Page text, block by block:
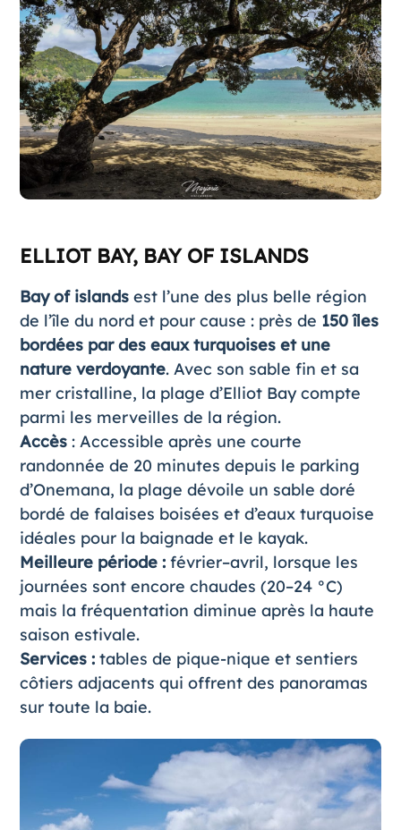
ELLIOT BAY, BAY OF ISLANDS
Bay of islandsest l’une des plus belle région
de l’île du nord et pour cause : près de 150 îles
bordées par des eaux turquoises et une
nature verdoyante. Avec son sable fin et sa
mer cristalline, la plage d’Elliot Bay compte
parmi les merveilles de la région.
Accès: Accessible après une courte
randonnée de 20 minutes depuis le parking
d’Onemana, la plage dévoile un sable doré
bordé de falaises boisées et d’eaux turquoise
idéales pour la baignade et le kayak.
Meilleure période : février–avril, lorsque les
journées sont encore chaudes (20–24 °C)
mais la fréquentation diminue après la haute
saison estivale.
Services : tables de pique-nique et sentiers
côtiers adjacents qui offrent des panoramas
sur toute la baie.